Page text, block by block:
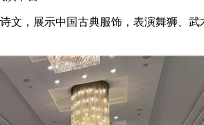
，展示中国古典服饰，表演舞狮、